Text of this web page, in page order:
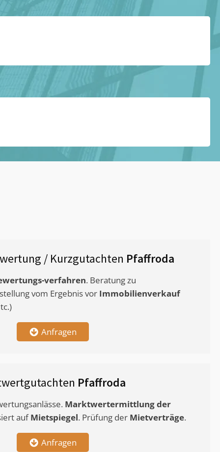
/ Kurzgutachten Pfaffroda
verfahren. Beratung zu
vom Ergebnis vor Immobilienverkauf
Anfragen
Pfaffroda
Marktwertermittlungder
aufMietspiegel. Prüfung der Mietverträge.
Anfragen